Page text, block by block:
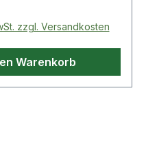
zzgl. Versandkosten
Warenkorb